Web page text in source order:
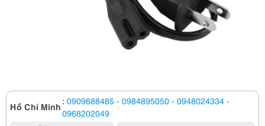
Hồ Chí Minh : 0909688485 - 0984895050 - 0948024334 -
0968202049